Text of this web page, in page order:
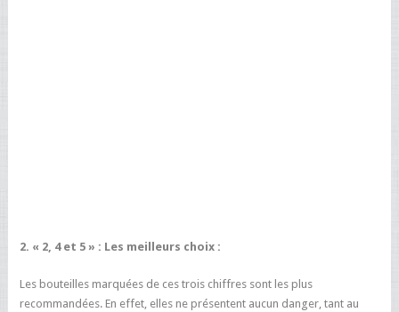
2. « 2, 4 et 5 » : Les meilleurs choix :
Les bouteilles marquées de ces trois chiffres sont les plus
recommandées. En effet, elles ne présentent aucun danger, tant au